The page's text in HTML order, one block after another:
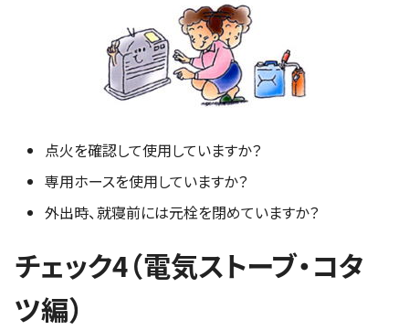
点火を確認して使用していますか？
専用ホースを使用していますか？
外出時、就寝前には元栓を閉めていますか？
チェック4（電気ストーブ・コタ
ツ編）